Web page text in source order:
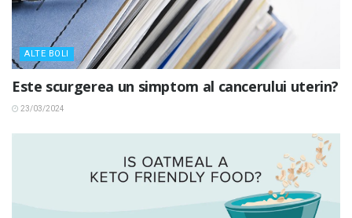
ALTE BOLI
Este scurgerea un simptom al cancerului uterin?
23/03/2024